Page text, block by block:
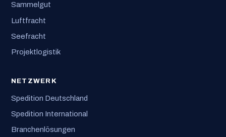
Sammelgut
Luftfracht
Seefracht
Projektlogistik
NETZWERK
Spedition Deutschland
Spedition International
Branchenlösungen